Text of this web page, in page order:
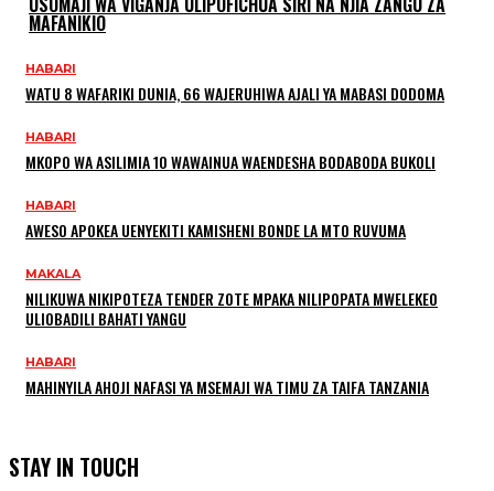
MAFANIKIO
HABARI
WATU 8 WAFARIKI DUNIA, 66 WAJERUHIWA AJALI YA MABASI DODOMA
HABARI
MKOPO WA ASILIMIA 10 WAWAINUA WAENDESHA BODABODA BUKOLI
HABARI
AWESO APOKEA UENYEKITI KAMISHENI BONDE LA MTO RUVUMA
MAKALA
NILIKUWA NIKIPOTEZA TENDER ZOTE MPAKA NILIPOPATA MWELEKEO
ULIOBADILI BAHATI YANGU
HABARI
MAHINYILA AHOJI NAFASI YA MSEMAJI WA TIMU ZA TAIFA TANZANIA
STAY IN TOUCH